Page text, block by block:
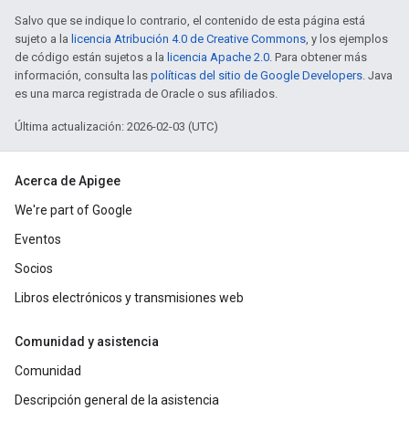
Salvo que se indique lo contrario, el contenido de esta página está
sujeto a la licencia Atribución 4.0 de Creative Commons, y los ejemplos
de código están sujetos a la licencia Apache 2.0. Para obtener más
información, consulta las políticas del sitio de Google Developers. Java
es una marca registrada de Oracle o sus afiliados.
Última actualización: 2026-02-03 (UTC)
Acerca de Apigee
We're part of Google
Eventos
Socios
Libros electrónicos y transmisiones web
Comunidad y asistencia
Comunidad
Descripción general de la asistencia